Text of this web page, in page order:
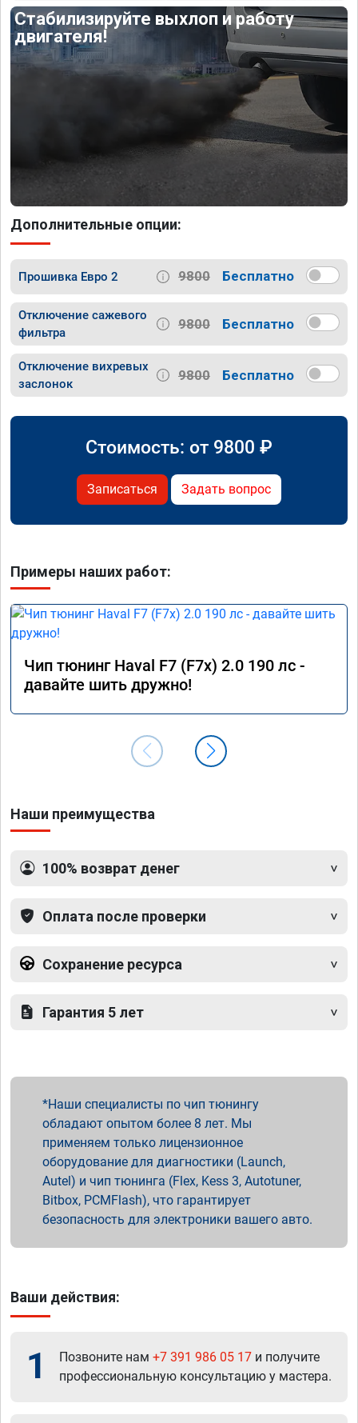
Стабилизируйте выхлоп и работу
двигателя!
Дополнительные опции:
Прошивка Евро 2 9800 Бесплатно
Отключение сажевого
фильтра
9800 Бесплатно
Отключение вихревых
заслонок
9800 Бесплатно
Стоимость: от 9800 ₽
Записаться Задать вопрос
Примеры наших работ:
Чип тюнинг Haval F7 (F7x) 2.0 190 лс -
давайте шить дружно!
Наши преимущества
100% возврат денег
Оплата после проверки
Сохранение ресурса
Гарантия 5 лет
Наши специалисты по чип тюнингу
обладают опытом более 8 лет. Мы
применяем только лицензионное
оборудование для диагностики (Launch,
Autel) и чип тюнинга (Flex, Kess 3, Autotuner,
Bitbox, PCMFlash), что гарантирует
безопасность для электроники вашего авто.
Ваши действия:
1 Позвоните нам +7 391 986 05 17 и получите
профессиональную консультацию у мастера.